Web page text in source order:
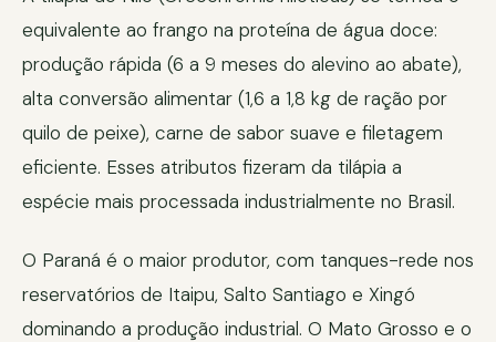
equivalente ao frango na proteína de água doce:
produção rápida (6 a 9 meses do alevino ao abate),
alta conversão alimentar (1,6 a 1,8 kg de ração por
quilo de peixe), carne de sabor suave e filetagem
eficiente. Esses atributos fizeram da tilápia a
espécie mais processada industrialmente no Brasil.
O Paraná é o maior produtor, com tanques-rede nos
reservatórios de Itaipu, Salto Santiago e Xingó
dominando a produção industrial. O Mato Grosso e o